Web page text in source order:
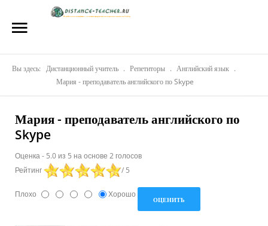
Репетиторы
Стоимость
Акции
Блог
Контакты
Вы здесь: Дистанционный учитель . Репетиторы . Английский язык
.
Мария - преподаватель английского по Skype
Мария - преподаватель английского по
Skype
Оценка - 5.0 из 5 на основе 2 голосов
Рейтинг
/ 5
Плохо Хорошо